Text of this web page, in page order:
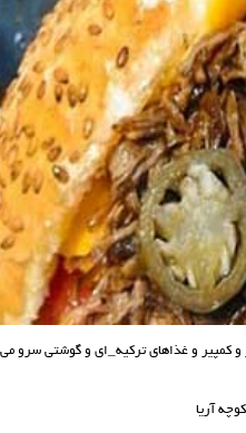
و غذاهای ترکیه_ای و گوشتی سرو
آریا